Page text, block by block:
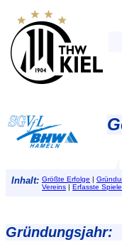
Inhalt: Größte Erfolge |
Vereins | Erfasste
Gründungsjahr: